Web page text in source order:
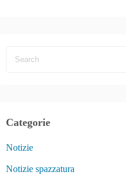
Categorie
Notizie
Notizie spazzatura